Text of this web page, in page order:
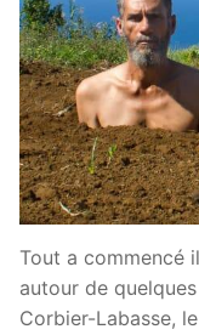
Tout a commencé
autour de
Corbier-Labasse,